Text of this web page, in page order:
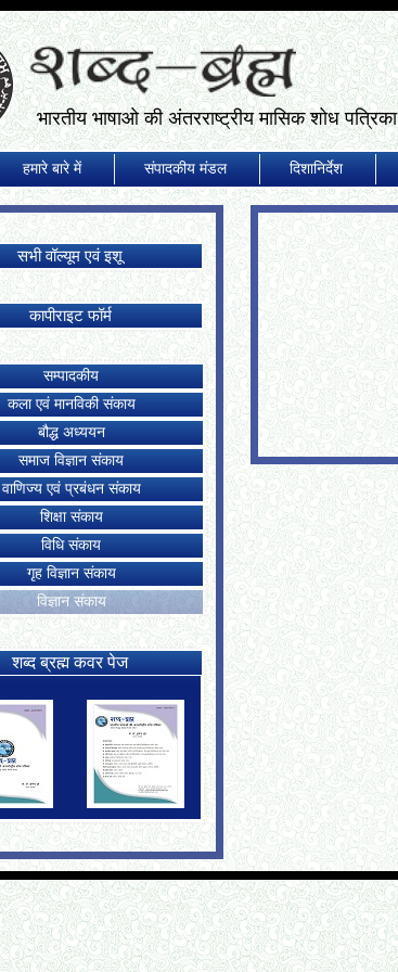
भारतीय भाषाओ की अंतरराष्ट्रीय मासिक शोध पत्रिका
हमारे बारे में संपादकीय मंडल दिशानिर्देश
सभी वॉल्यूम एवं इशू
कापीराइट फॉर्म
सम्पादकीय
कला एवं मानविकी संकाय
बौद्ध अध्ययन
समाज विज्ञान संकाय
वाणिज्य एवं प्रबंधन संकाय
शिक्षा संकाय
विधि संकाय
गृह विज्ञान संकाय
विज्ञान संकाय
शब्द ब्रह्म कवर पेज